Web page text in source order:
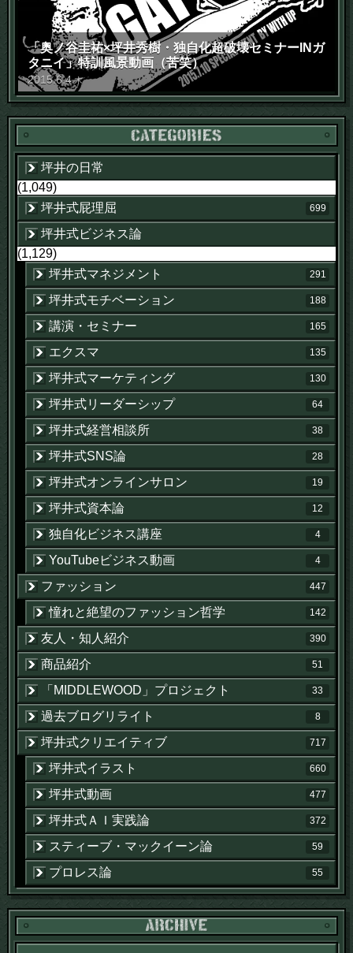
「奥ノ谷圭祐×坪井秀樹・独自化超破壊セミナーINガ
タニイ」特訓風景動画（苦笑）
2015.6.4 木
坪井の日常
(1,049)
坪井式屁理屈
699
坪井式ビジネス論
(1,129)
坪井式マネジメント
291
坪井式モチベーション 188
講演・セミナー 165
エクスマ 135
坪井式マーケティング 130
坪井式リーダーシップ 64
坪井式経営相談所 38
坪井式SNS論 28
坪井式オンラインサロン 19
坪井式資本論 12
独自化ビジネス講座 4
YouTubeビジネス動画 4
ファッション 447
憧れと絶望のファッション哲学 142
友人・知人紹介 390
商品紹介 51
「MIDDLEWOOD」プロジェクト 33
過去ブログリライト 8
坪井式クリエイティブ 717
坪井式イラスト 660
坪井式動画 477
坪井式ＡＩ実践論 372
スティーブ・マックイーン論 59
プロレス論 55